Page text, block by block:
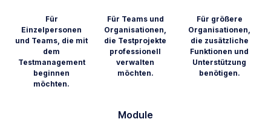
Für
Einzelpersonen
und Teams, die mit
dem
Testmanagement
beginnen
möchten.
Für Teams und
Organisationen,
die Testprojekte
professionell
verwalten
möchten.
Für größere
Organisationen,
die zusätzliche
Funktionen und
Unterstützung
benötigen.
Module